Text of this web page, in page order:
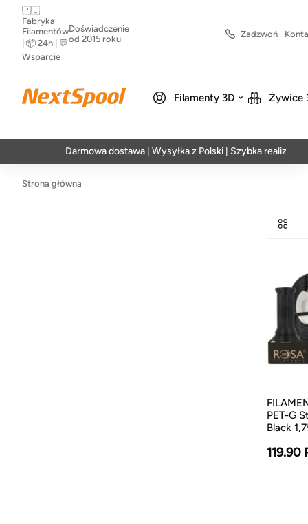
🇵🇱
Fabryka
Filamentów
| 📦 24h | 💬
Wsparcie
Doświadczenie
od 2015 roku
Zadzwoń
Filamenty 3D Żywice
Darmowa dostawa | Wysyłka z Polski | Szybka realizacja w
Strona główna
PET-G
Black
119.90